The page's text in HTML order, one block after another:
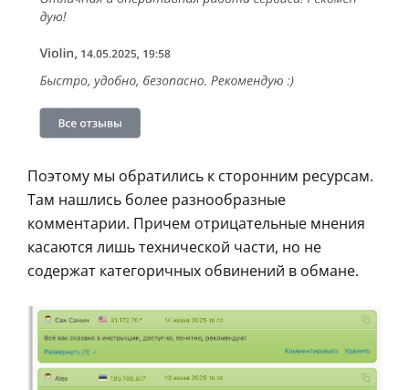
Поэтому мы обратились к сторонним ресурсам.
Там нашлись более разнообразные
комментарии. Причем отрицательные мнения
касаются лишь технической части, но не
содержат категоричных обвинений в обмане.